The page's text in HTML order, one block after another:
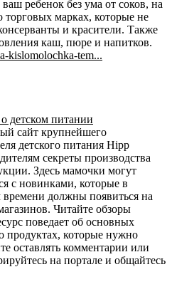
ребенок без ума от соков, на
марках, которые не
и красители. Также
каш, пюре и напитков.
kislomolochka-tem...
детском питании
сайт крупнейшего
детского питания Hipp
секреты производства
Здесь мамочки могут
с новинками, которые в
должны появиться на
Читайте обзоры
поведает об основных
продуктах, которые нужно
оставлять комментарии или
на портале и общайтесь